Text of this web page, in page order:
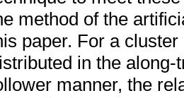
method of the
paper. For a
in the
manner, the